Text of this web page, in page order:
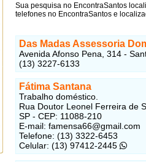
Sua pesquisa no EncontraSantos
telefones no EncontraSantos e
Das Madas Assessoria
Avenida Afonso Pena, 314 -
(13) 3227-6133
Fátima Santana
Trabalho doméstico.
Rua Doutor Leonel Ferreira de
SP - CEP: 11088-210
E-mail: famensa66@gmail.com
Telefone: (13) 3322-6453
Celular: (13) 97412-2445